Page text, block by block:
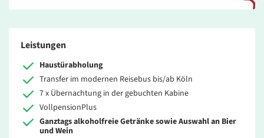
Leistungen
Haustürabholung
Transfer im modernen Reisebus bis/ab Köln
7 x Übernachtung in der gebuchten Kabine
VollpensionPlus
Ganztags alkoholfreie Getränke sowie Auswahl an Bier
und Wein